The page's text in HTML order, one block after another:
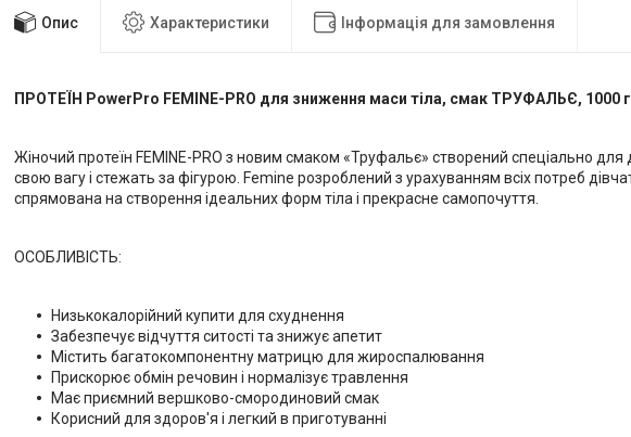
Опис Характеристики Інформація для замовлення
ПРОТЕЇН PowerPro FEMINE-PRO для зниження маси тіла, смак ТРУФАЛЬЄ, 1000 г
Жіночий протеїн FEMINE-PRO з новим смаком «Труфальє» створений спеціально для
свою вагу і стежать за фігурою. Femine розроблений з урахуванням всіх потреб
спрямована на створення ідеальних форм тіла і прекрасне самопочуття.
ОСОБЛИВІСТЬ:
Низькокалорійний купити для схуднення
Забезпечує відчуття ситості та знижує апетит
Містить багатокомпонентну матрицю для жироспалювання
Прискорює обмін речовин і нормалізує травлення
Має приємний вершково-смородиновий смак
Корисний для здоров'я і легкий в приготуванні